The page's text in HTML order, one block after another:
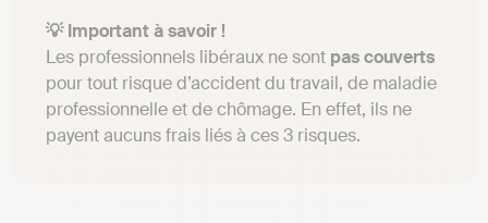
💡 Important à savoir !
Les professionnels libéraux ne sont pas couverts
pour tout risque d’accident du travail, de maladie
professionnelle et de chômage. En effet, ils ne
payent aucuns frais liés à ces 3 risques.